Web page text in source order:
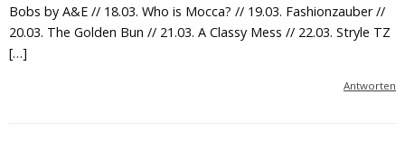
Bobs by A&E // 18.03. Who is Mocca? // 19.03. Fashionzauber //
20.03. The Golden Bun // 21.03. A Classy Mess // 22.03. Stryle TZ
[…]
Antworten